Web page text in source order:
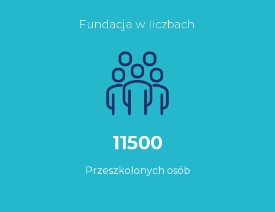
Fundacja w liczbach
11500
Przeszkolonych osób